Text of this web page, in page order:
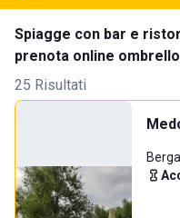
Spiagge con bar e
prenota online
25 Risultati